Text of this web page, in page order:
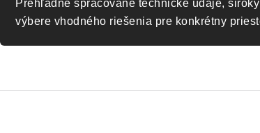
Prehľadne spracované technické údaje,
výbere vhodného riešenia pre konkrétny